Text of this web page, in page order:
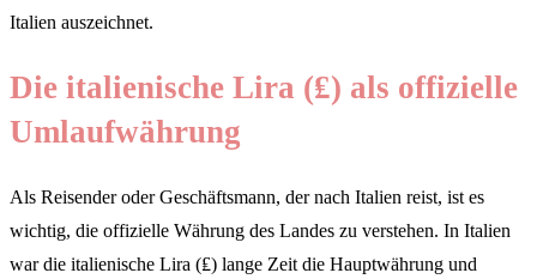
Italien auszeichnet.
Die italienische Lira (₤) als offizielle
Umlaufwährung
Als Reisender oder Geschäftsmann, der nach Italien reist, ist es
wichtig, die offizielle Währung des Landes zu verstehen. In Italien
war die italienische Lira (₤) lange Zeit die Hauptwährung und